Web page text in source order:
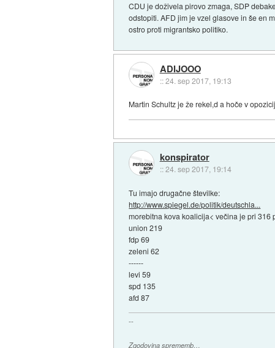
CDU je doživela pirovo zmaga, SDP
odstopiti. AFD jim je vzel glasove in še en
ostro proti migrantsko politiko.
ADIJOOO
::24. sep 2017, 19:13
Martin Schultz je že rekel,d a hoče v
konspirator
::24. sep 2017, 19:14
Tu imajo drugačne številke:
http://www.spiegel.de/politik/deutschla...
morebitna kova koalicija< večina je pri 316
union 219
fdp 69
zeleni 62
------
levi 59
spd 135
afd 87
--
Zgodovina sprememb…